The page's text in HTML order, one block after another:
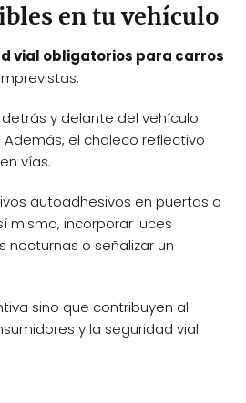
en tu vehículo
vial obligatorios para carros
y delante del vehículo
el chaleco reflectivo
vías.
autoadhesivos en puertas o
mismo, incorporar luces
nocturnas o señalizar un
sino que contribuyen al
y la seguridad vial.